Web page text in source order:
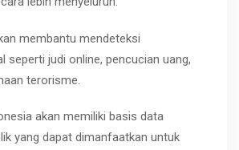
membantu mendeteksi
seperti judi online, pencucian uang,
terorisme.
akan memiliki basis data
yang dapat dimanfaatkan untuk